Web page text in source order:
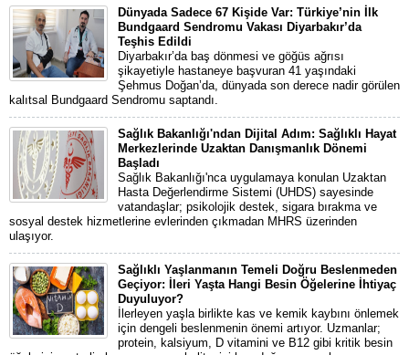
Dünyada Sadece 67 Kişide Var: Türkiye’nin İlk
Bundgaard Sendromu Vakası Diyarbakır’da
Teşhis Edildi
Diyarbakır’da baş dönmesi ve göğüs ağrısı
şikayetiyle hastaneye başvuran 41 yaşındaki
Şehmus Doğan’da, dünyada son derece nadir görülen
kalıtsal Bundgaard Sendromu saptandı.
Sağlık Bakanlığı'ndan Dijital Adım: Sağlıklı Hayat
Merkezlerinde Uzaktan Danışmanlık Dönemi
Başladı
Sağlık Bakanlığı'nca uygulamaya konulan Uzaktan
Hasta Değerlendirme Sistemi (UHDS) sayesinde
vatandaşlar; psikolojik destek, sigara bırakma ve
sosyal destek hizmetlerine evlerinden çıkmadan MHRS üzerinden
ulaşıyor.
Sağlıklı Yaşlanmanın Temeli Doğru Beslenmeden
Geçiyor: İleri Yaşta Hangi Besin Öğelerine İhtiyaç
Duyuluyor?
İlerleyen yaşla birlikte kas ve kemik kaybını önlemek
için dengeli beslenmenin önemi artıyor. Uzmanlar;
protein, kalsiyum, D vitamini ve B12 gibi kritik besin